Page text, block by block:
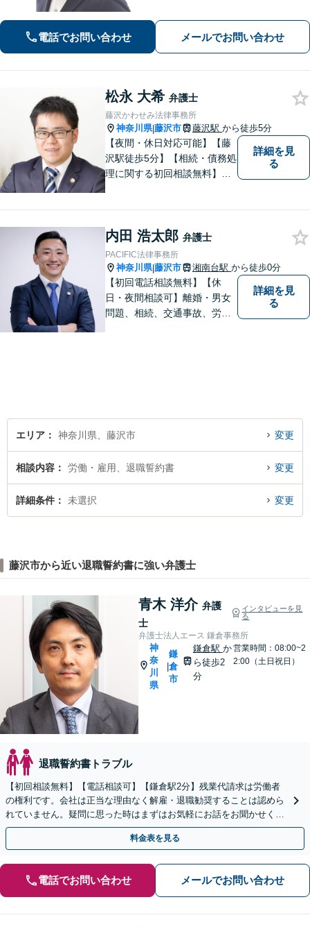
般社団法人の代表者を経験した弁護
士」「AIを活用した効率的な契約書レ
電話でお問い合わせ メールでお問い合わせ
松永 大希 弁護士
藤沢かわせみ法律事務所
神奈川県|藤沢市 藤沢駅 から徒歩5分
【夜間・休日対応可能】【藤
沢駅徒歩5分】【相続・債務処
理に関する初回相談無料】お
詳細を見
る
内田 浩太郎 弁護士
PACIFIC法律事務所
神奈川県|藤沢市 湘南台駅 から徒歩0分
【初回電話相談無料】【休
日・夜間相談可】離婚・男女
問題、相続、交通事故、労働
分】
詳細を見
る
エリア 神奈川県、藤沢市 変更
相談内容 労働・雇用、退職誓約書 変更
詳細条件 未選択 変更
藤沢市から近い退職誓約書に強い弁護士
青木 洋介 弁護
士
インタビューを見
る
弁護士法人エース 鎌倉事務所
神
奈
川
県
|
鎌
倉
市
鎌倉駅 か
ら徒歩2
分
営業時間：08:00~2
2:00（土日祝日）
退職誓約書トラブル
【初回相談無料】【電話相談可】【鎌倉駅2分】残業代請求は労働者
の権利です。会社は正当な理由なく解雇・退職勧奨することは認めら
れていません。疑問に思った時はまずはお気軽にお話をお聞かせくだ
さい。
料金表を見る
電話でお問い合わせ メールでお問い合わせ